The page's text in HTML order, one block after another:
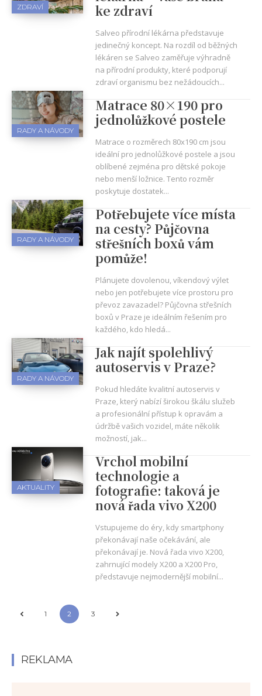
ZDRAVÍ
ke zdraví
Salveo přírodní lékárna představuje
jedinečný koncept. Na rozdíl od běžných
lékáren se Salveo zaměřuje výhradně
na přírodní produkty, které podporují
zdraví organismu bez nežádoucích...
RADY A NÁVODY
Matrace 80×190 pro
jednolůžkové postele
Matrace o rozměrech 80x190 cm jsou
ideální pro jednolůžkové postele a jsou
oblíbené zejména pro dětské pokoje
nebo menší ložnice. Tento rozměr
poskytuje dostatek...
RADY A NÁVODY
Potřebujete více místa
na cesty? Půjčovna
střešních boxů vám
pomůže!
Plánujete dovolenou, víkendový výlet
nebo jen potřebujete více prostoru pro
převoz zavazadel? Půjčovna střešních
boxů v Praze je ideálním řešením pro
každého, kdo hledá...
RADY A NÁVODY
Jak najít spolehlivý
autoservis v Praze?
Pokud hledáte kvalitní autoservis v
Praze, který nabízí širokou škálu služeb
a profesionální přístup k opravám a
údržbě vašich vozidel, máte několik
možností, jak...
AKTUALITY
Vrchol mobilní
technologie a
fotografie: taková je
nová řada vivo X200
Vstupujeme do éry, kdy smartphony
překonávají naše očekávání, ale
překonávají je. Nová řada vivo X200,
zahrnující modely X200 a X200 Pro,
představuje nejmodernější mobilní...
1 2 3
REKLAMA